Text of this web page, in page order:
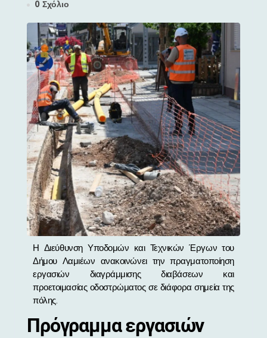
0 Σχόλιο
Η Διεύθυνση Υποδομών και Τεχνικών Έργων του
Δήμου Λαμιέων ανακοινώνει την πραγματοποίηση
εργασιών διαγράμμισης διαβάσεων και
προετοιμασίας οδοστρώματος σε διάφορα σημεία της
πόλης.
Πρόγραμμα εργασιών